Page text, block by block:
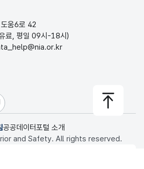
이터 플랫폼
털
포털
템
포털
움6로 42
료, 평일 09시-18시)
그
공공데이터포털 소개
and Safety. All rights reserved.